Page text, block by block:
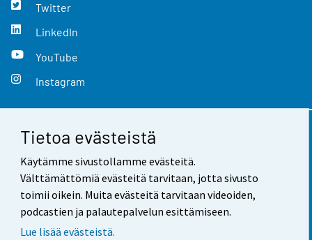
Tietoa evästeistä
Käytämme sivustollamme evästeitä.
Välttämättömiä evästeitä tarvitaan, jotta sivusto
toimii oikein. Muita evästeitä tarvitaan videoiden,
podcastien ja palautepalvelun esittämiseen.
Lue lisää evästeistä.
Twitter
LinkedIn
YouTube
Instagram
Yhteystiedot
Palaute
Käyttöehdot